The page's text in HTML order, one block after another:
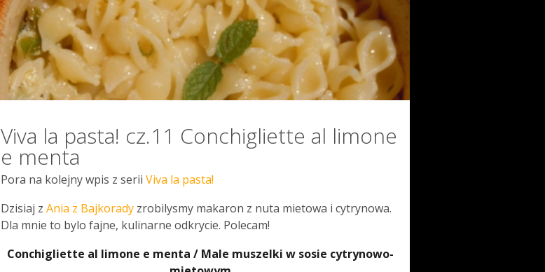
Viva la pasta! cz.11 Conchigliette al limone
e menta
Pora na kolejny wpis z serii Viva la pasta!
Dzisiaj z Ania z Bajkorady zrobilysmy makaron z nuta mietowa i cytrynowa.
Dla mnie to bylo fajne, kulinarne odkrycie. Polecam!
Conchigliette al limone e menta / Male muszelki w sosie cytrynowo-